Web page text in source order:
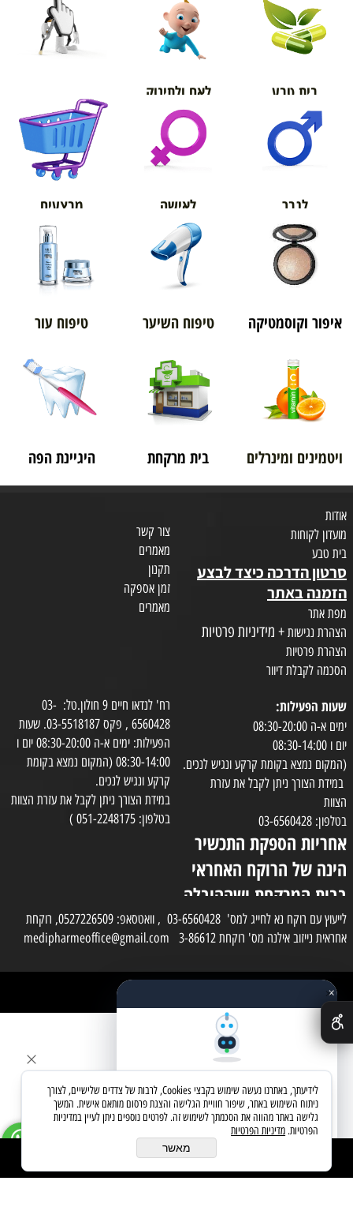
הוסף לסל
בית טבע לאם ולתינוק
אורטופדיה
לגבר לאישה מבצעים
איפור וקוסמטיקה טיפוח השיער טיפוח עור
ויטמינים ומינרלים בית מרקחת היגיינת הפה
אודות
מועדון לקוחות
בית טבע
סרטון הדרכה כיצד לבצע
הזמנה באתר
מפת אתר
הצהרת נגישות + מידיניות פרטיות
הצהרת פרטיות
הסכמה לקבלת דיוור
צור קשר
מאמרים
תקנון
זמן אספקה
מאמרים
שעות הפעילות:
ימים א-ה 08:30-20:00
יום ו 08:30-14:00
(המקום נמצא בקומת קרקע ונגיש לנכים.
במידת הצורך ניתן לקבל את עזרת
הצוות
בטלפון: 03-6560428
אחריות הספקת התכשיר
הינה של הרוקח האחראי
בבית המרקחת ושההובלה
בפועל תעשה בעזרת
השליח
רח' לנדאו חיים 9 חולון.טל: 03-
6560428 , פקס 03-5518187. שעות
הפעילות: ימים א-ה 08:30-20:00 יום ו
08:30-14:00 (המקום נמצא בקומת
קרקע ונגיש לנכים.
במידת הצורך ניתן לקבל את עזרת הצוות
בטלפון: 051-2248175 )
לייעוץ עם רוקח נא לחייג למס' 03-6560428 , וואטסאפ: 0527226509, רוקחת
אחראית נייזוב אילנה מס' רוקחת 3-86612 medipharmeoffice@gmail.com
✕×
שאלו את העוזר החכם
מחפשים מוצר? אני כאן כדי לעזור
בואו נתחיל
לידיעתך, באתרנו נעשה שימוש בקבצי Cookies, לרבות של צדדים שלישיים, לצורך
ניתוח השימוש באתר, שיפור חוויית הגלישה והצגת פרסום מותאם אישית. המשך
גלישה באתר מהווה את הסכמתך לשימוש זה. לפרטים נוספים ניתן לעיין במדיניות
הפרטיות. מדיניות הפרטיות
מאשר